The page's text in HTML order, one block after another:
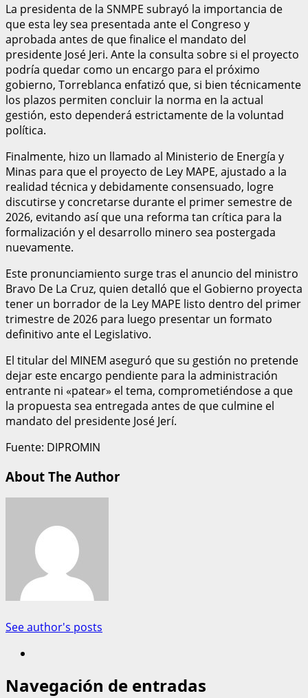
La presidenta de la SNMPE subrayó la importancia de
que esta ley sea presentada ante el Congreso y
aprobada antes de que finalice el mandato del
presidente José Jeri. Ante la consulta sobre si el proyecto
podría quedar como un encargo para el próximo
gobierno, Torreblanca enfatizó que, si bien técnicamente
los plazos permiten concluir la norma en la actual
gestión, esto dependerá estrictamente de la voluntad
política.
Finalmente, hizo un llamado al Ministerio de Energía y
Minas para que el proyecto de Ley MAPE, ajustado a la
realidad técnica y debidamente consensuado, logre
discutirse y concretarse durante el primer semestre de
2026, evitando así que una reforma tan crítica para la
formalización y el desarrollo minero sea postergada
nuevamente.
Este pronunciamiento surge tras el anuncio del ministro
Bravo De La Cruz, quien detalló que el Gobierno proyecta
tener un borrador de la Ley MAPE listo dentro del primer
trimestre de 2026 para luego presentar un formato
definitivo ante el Legislativo.
El titular del MINEM aseguró que su gestión no pretende
dejar este encargo pendiente para la administración
entrante ni «patear» el tema, comprometiéndose a que
la propuesta sea entregada antes de que culmine el
mandato del presidente José Jerí.
Fuente: DIPROMIN
About The Author
See author's posts
Navegación de entradas